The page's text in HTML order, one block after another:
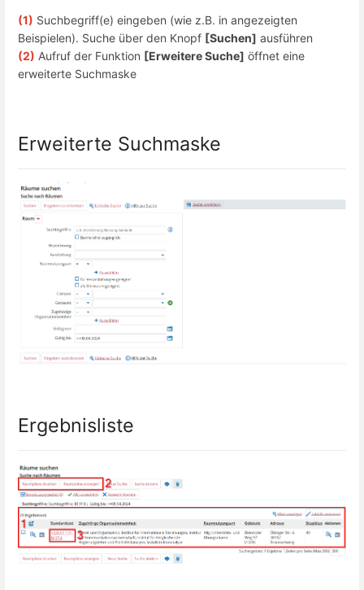
(1) Suchbegriff(e) eingeben (wie z.B. in angezeigten
Beispielen). Suche über den Knopf [Suchen] ausführen
(2) Aufruf der Funktion [Erweitere Suche] öffnet eine
erweiterte Suchmaske
Erweiterte Suchmaske
Ergebnisliste